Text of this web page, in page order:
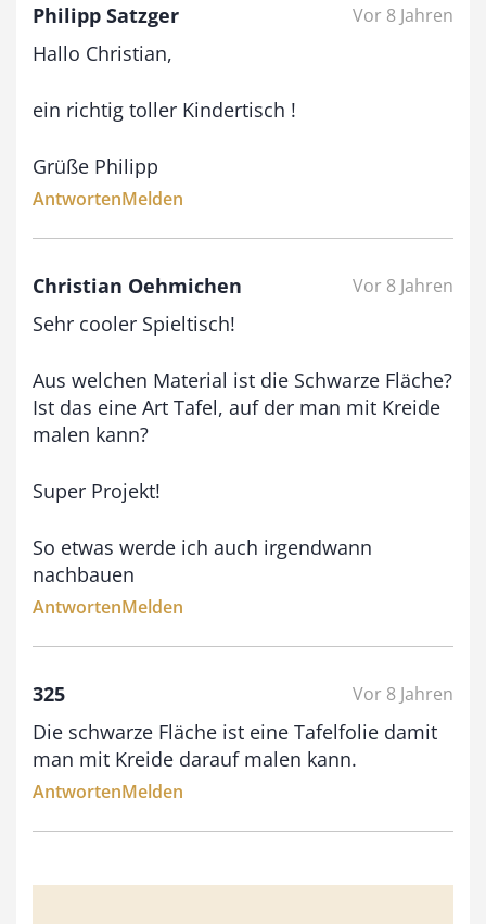
i
,
0
0
€
Philipp Satzger Vor 8 Jahren
Hallo Christian,
ein richtig toller Kindertisch !
Grüße Philipp
AntwortenMelden
Christian Oehmichen Vor 8 Jahren
Sehr cooler Spieltisch!
Aus welchen Material ist die Schwarze Fläche?
Ist das eine Art Tafel, auf der man mit Kreide
malen kann?
Super Projekt!
So etwas werde ich auch irgendwann
nachbauen
AntwortenMelden
325 Vor 8 Jahren
Die schwarze Fläche ist eine Tafelfolie damit
man mit Kreide darauf malen kann.
AntwortenMelden